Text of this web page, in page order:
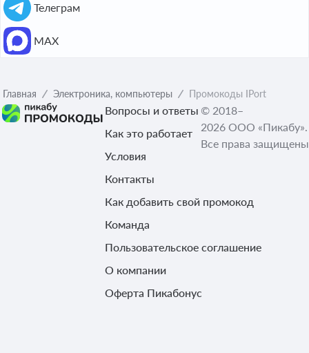
Телеграм
МАХ
Главная Электроника, компьютеры Промокоды IPort
Вопросы и ответы
Как это работает
Условия
Контакты
Как добавить свой промокод
Команда
Пользовательское соглашение
О компании
Оферта Пикабонус
© 2018–
2026 ООО «Пикабу».
Все права защищены